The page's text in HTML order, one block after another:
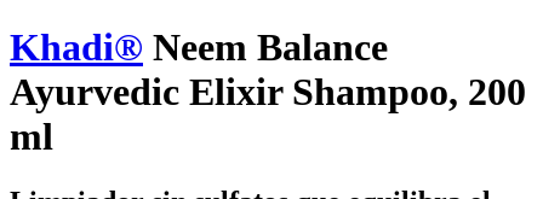
Khadi® Neem Balance
Ayurvedic Elixir Shampoo, 200
ml